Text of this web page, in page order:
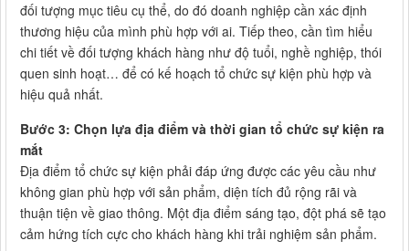
đối tượng mục tiêu cụ thể, do đó doanh nghiệp cần xác định
thương hiệu của mình phù hợp với ai. Tiếp theo, cần tìm hiểu
chi tiết về đối tượng khách hàng như độ tuổi, nghề nghiệp, thói
quen sinh hoạt… để có kế hoạch tổ chức sự kiện phù hợp và
hiệu quả nhất.
Bước 3: Chọn lựa địa điểm và thời gian tổ chức sự kiện ra
mắt
Địa điểm tổ chức sự kiện phải đáp ứng được các yêu cầu như
không gian phù hợp với sản phẩm, diện tích đủ rộng rãi và
thuận tiện về giao thông. Một địa điểm sáng tạo, đột phá sẽ tạo
cảm hứng tích cực cho khách hàng khi trải nghiệm sản phẩm.